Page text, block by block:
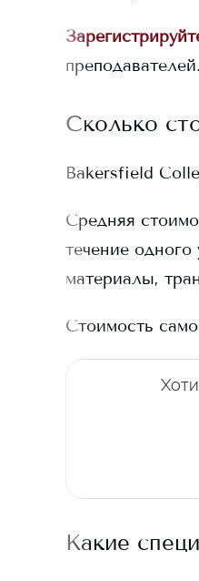
преподавателей.
Сколько
Bakersfield
Средняя
течение
материалы,
Стоимость
Какие